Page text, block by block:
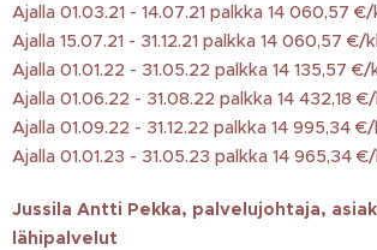
Ajalla 01.03.21 - 14.07.21 palkka 14 060,57
Ajalla 15.07.21 - 31.12.21 palkka 14 060,57 €/
Ajalla 01.01.22 - 31.05.22 palkka 14 135,57 €/
Ajalla 01.06.22 - 31.08.22 palkka 14 432,18
Ajalla 01.09.22 - 31.12.22 palkka 14 995,34
Ajalla 01.01.23 - 31.05.23 palkka 14
Jussila Antti Pekka, palvelujohtaja,
lähipalvelut